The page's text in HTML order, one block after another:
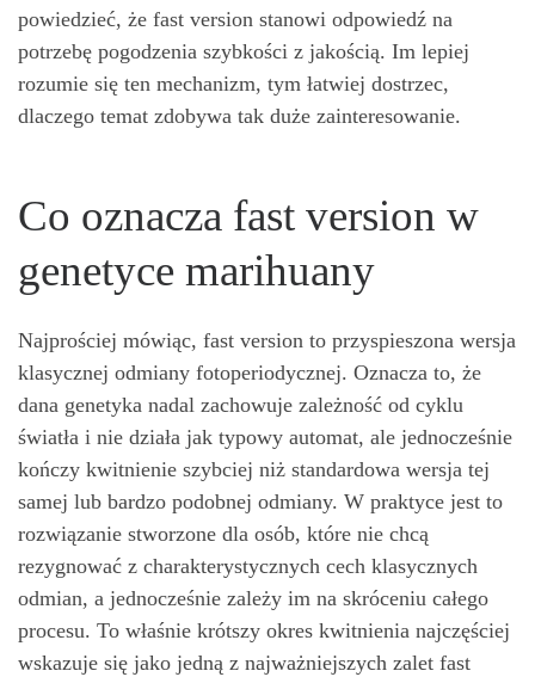
powiedzieć, że fast version stanowi odpowiedź na
potrzebę pogodzenia szybkości z jakością. Im lepiej
rozumie się ten mechanizm, tym łatwiej dostrzec,
dlaczego temat zdobywa tak duże zainteresowanie.
Co oznacza fast version w
genetyce marihuany
Najprościej mówiąc, fast version to przyspieszona wersja
klasycznej odmiany fotoperiodycznej. Oznacza to, że
dana genetyka nadal zachowuje zależność od cyklu
światła i nie działa jak typowy automat, ale jednocześnie
kończy kwitnienie szybciej niż standardowa wersja tej
samej lub bardzo podobnej odmiany. W praktyce jest to
rozwiązanie stworzone dla osób, które nie chcą
rezygnować z charakterystycznych cech klasycznych
odmian, a jednocześnie zależy im na skróceniu całego
procesu. To właśnie krótszy okres kwitnienia najczęściej
wskazuje się jako jedną z najważniejszych zalet fast